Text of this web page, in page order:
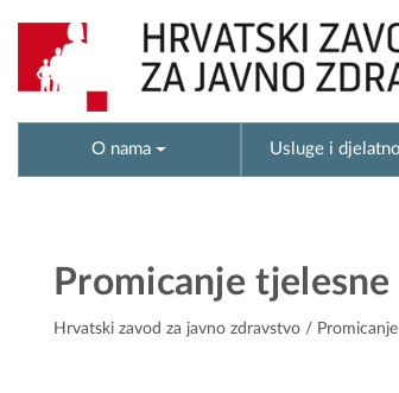
O nama Usluge i
Promicanje
Hrvatski zavod za javno zdravstvo /